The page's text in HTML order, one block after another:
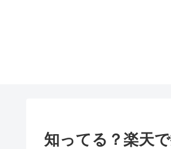
知ってる？楽天